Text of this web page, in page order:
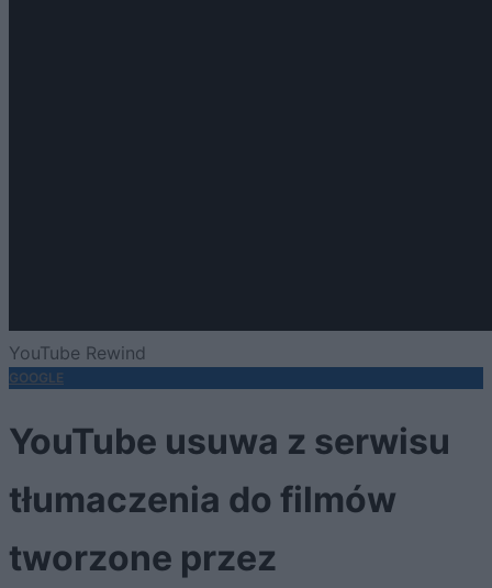
YouTube Rewind
GOOGLE
YouTube usuwa z serwisu
tłumaczenia do filmów
tworzone przez